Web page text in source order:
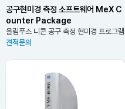
공구현미경 측정 소프트웨어 MeX C
ounter Package
올림푸스 니콘 공구 측정 현미경 프로그램
견적문의